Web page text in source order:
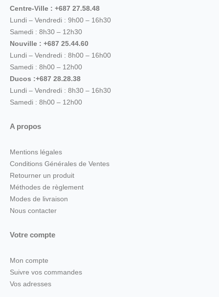
Centre-Ville : +687 27.58.48
Lundi – Vendredi : 9h00 – 16h30
Samedi : 8h30 – 12h30
Nouville : +687 25.44.60
Lundi – Vendredi : 8h00 – 16h00
Samedi : 8h00 – 12h00
Ducos :+687 28.28.38
Lundi – Vendredi : 8h30 – 16h30
Samedi : 8h00 – 12h00
A propos
Mentions légales
Conditions Générales de Ventes
Retourner un produit
Méthodes de règlement
Modes de livraison
Nous contacter
Votre compte
Mon compte
Suivre vos commandes
Vos adresses